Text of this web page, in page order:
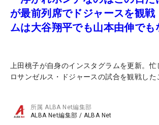
が最前列席でドジャースを観
ムは大谷翔平でも山本由伸で
上田桃子が自身のインスタグラムを更新。
ロサンゼルス・ドジャースの試合を観戦した
所属ALBA Net編集部
ALBA Net編集部 / ALBA Net